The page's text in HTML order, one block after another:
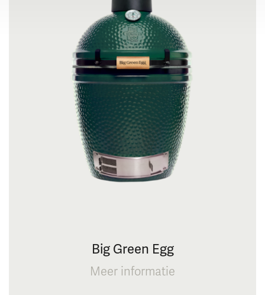
Big Green Egg
Meer informatie